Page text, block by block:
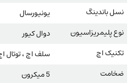
نسل باندینگ
یونیورسال
نوع پلیمریزاسیون
دوال کیور
تکنیک اچ
سلف اچ ، توتال
ضخامت
5 میکرون